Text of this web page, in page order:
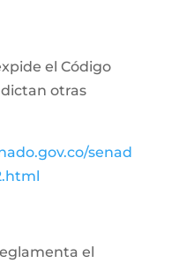
el Código
dictan otras
senad
el